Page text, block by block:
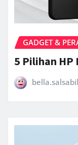
GADGET &
5 Pilihan HP